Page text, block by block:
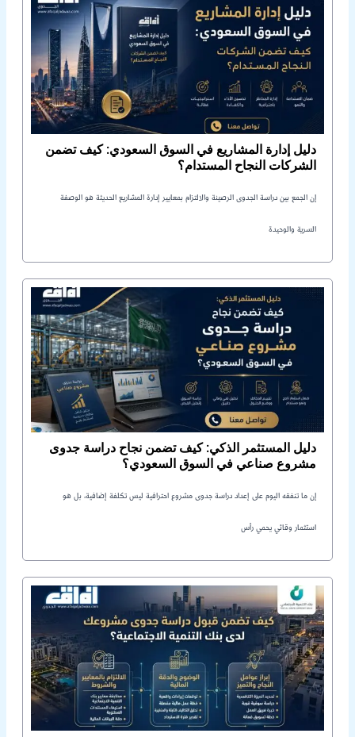
دليل إدارة المشاريع في السوق السعودي: كيف تضمن
الشركات النجاح المستدام؟
إن الجمع بين دراسة الجدوى الرصينة والالتزام بمعايير إدارة المشاريع الحديثة هو الوصفة
السرية والوحيدة
دليل المستثمر الذكي: كيف تضمن نجاح دراسة جدوى
مشروع صناعي في السوق السعودي؟
إن ما تنفقه اليوم على إعداد دراسة جدوى مشروع احترافية ليس تكلفة إضافية، بل هو
استثمار وقائي يحمي رأس